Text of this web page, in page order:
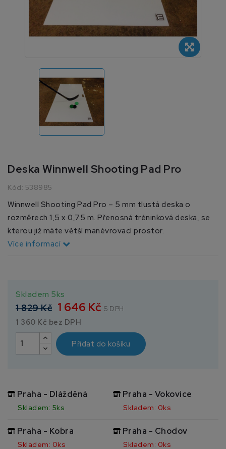
Deska Winnwell Shooting Pad Pro
Kód: 538985
Winnwell Shooting Pad Pro – 5 mm tlustá deska o
rozměrech 1,5 x 0,75 m. Přenosná tréninková deska, se
kterou již máte větší manévrovací prostor.
Více informací
Skladem 5ks
1 829 Kč 1 646 Kč S DPH
1 360 Kč bez DPH
Přidat do košíku
Praha - Dlážděná
Skladem: 5ks
Praha - Vokovice
Skladem: 0ks
Praha - Kobra
Skladem: 0ks
Praha - Chodov
Skladem: 0ks